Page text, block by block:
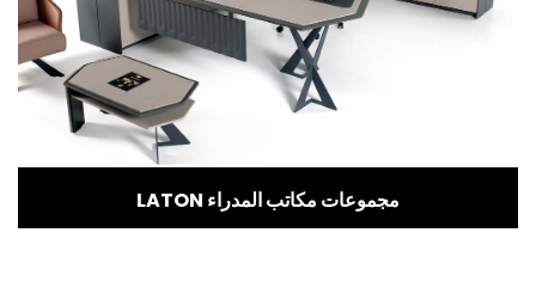
LATON مجموعات مكاتب المدراء